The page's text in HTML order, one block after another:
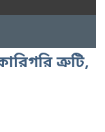
ত্রুটি,